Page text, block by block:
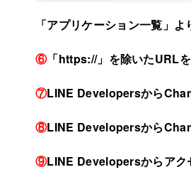
「アプリケーション一覧」よ
⑥「https://」を除いたURL
⑦LINE Developersから
⑧LINE Developersから
⑨LINE Developersからアク